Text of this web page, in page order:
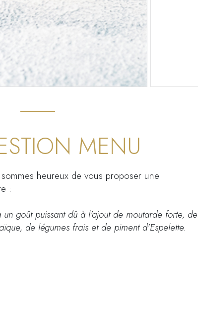
MENU
heureux de vous proposer une
:
goût puissant dû à l’ajout de moutarde forte, de
de légumes frais et de piment d’Espelette.